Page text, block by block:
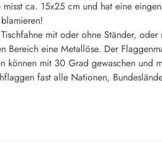
misst ca. 15x25 cm und hat eine
mit oder ohne Ständer,
Bereich eine Metallöse. Der
können mit 30 Grad gewaschen und
fast alle Nationen,